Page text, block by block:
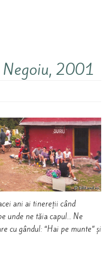
Negoiu, 2001
ani ai tinereții când
unde ne tăia capul… Ne
cu gândul: “Hai pe munte” și